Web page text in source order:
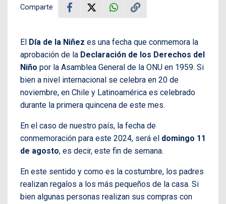
Comparte
El Día de la Niñez es una fecha que conmemora la
aprobación de la Declaración de los Derechos del
Niño por la Asamblea General de la ONU en 1959. Si
bien a nivel internacional se celebra en 20 de
noviembre, en Chile y Latinoamérica es celebrado
durante la primera quincena de este mes.
En el caso de nuestro país, la fecha de
conmemoración para este 2024, será el domingo 11
de agosto, es decir, este fin de semana.
En este sentido y como es la costumbre, los padres
realizan regalos a los más pequeños de la casa. Si
bien algunas personas realizan sus compras con